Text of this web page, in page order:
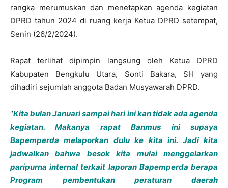
rangka merumuskan dan menetapkan agenda kegiatan
DPRD tahun 2024 di ruang kerja Ketua DPRD setempat,
Senin (26/2/2024).
Rapat terlihat dipimpin langsung oleh Ketua DPRD
Kabupaten Bengkulu Utara, Sonti Bakara, SH yang
dihadiri sejumlah anggota Badan Musyawarah DPRD.
“Kita bulan Januari sampai hari ini kan tidak ada agenda
kegiatan. Makanya rapat Banmus ini supaya
Bapemperda melaporkan dulu ke kita ini. Jadi kita
jadwalkan bahwa besok kita mulai menggelarkan
paripurna internal terkait laporan Bapemperda berapa
Program pembentukan peraturan daerah